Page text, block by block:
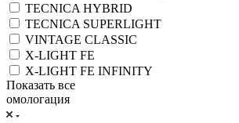
TECNICA HYBRID
TECNICA SUPERLIGHT
VINTAGE CLASSIC
X-LIGHT FE
X-LIGHT FE INFINITY
Показать все
омологация